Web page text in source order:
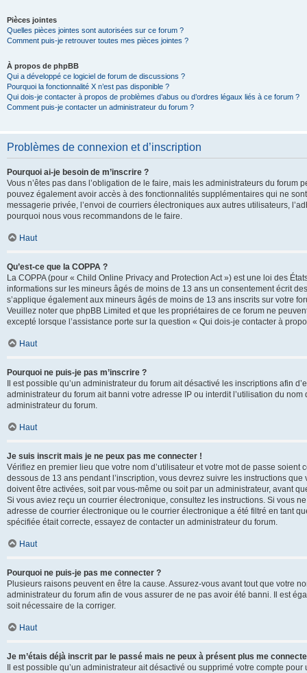
Pièces jointes
Quelles pièces jointes sont autorisées sur ce forum ?
Comment puis-je retrouver toutes mes pièces jointes ?
À propos de phpBB
Qui a développé ce logiciel de forum de discussions ?
Pourquoi la fonctionnalité X n’est pas disponible ?
Qui dois-je contacter à propos de problèmes d’abus ou d’ordres légaux liés à ce forum ?
Comment puis-je contacter un administrateur du forum ?
Problèmes de connexion et d’inscription
Pourquoi ai-je besoin de m’inscrire ?
Vous n’êtes pas dans l’obligation de le faire, mais les administrateurs du
pouvez également avoir accès à des fonctionnalités supplémentaires qui ne
messagerie privée, l’envoi de courriers électroniques aux autres utilisateurs,
pourquoi nous vous recommandons de le faire.
Haut
Qu’est-ce que la COPPA ?
La COPPA (pour « Child Online Privacy and Protection Act ») est une loi des
informations sur les mineurs âgés de moins de 13 ans un consentement écrit
s’applique également aux mineurs âgés de moins de 13 ans inscrits sur votre
Veuillez noter que phpBB Limited et que les propriétaires de ce forum ne
excepté lorsque l’assistance porte sur la question « Qui dois-je contacter à
Haut
Pourquoi ne puis-je pas m’inscrire ?
Il est possible qu’un administrateur du forum ait désactivé les inscriptions afin
administrateur du forum ait banni votre adresse IP ou interdit l’utilisation du
administrateur du forum.
Haut
Je suis inscrit mais je ne peux pas me connecter !
Vérifiez en premier lieu que votre nom d’utilisateur et votre mot de passe
dessous de 13 ans pendant l’inscription, vous devrez suivre les instructions
doivent être activées, soit par vous-même ou soit par un administrateur, avant
Si vous aviez reçu un courrier électronique, consultez les instructions. Si vous
adresse de courrier électronique ou le courrier électronique a été filtré en tant
spécifiée était correcte, essayez de contacter un administrateur du forum.
Haut
Pourquoi ne puis-je pas me connecter ?
Plusieurs raisons peuvent en être la cause. Assurez-vous avant tout que votre
administrateur du forum afin de vous assurer de ne pas avoir été banni. Il est
soit nécessaire de la corriger.
Haut
Je m’étais déjà inscrit par le passé mais ne peux à présent plus me
Il est possible qu’un administrateur ait désactivé ou supprimé votre compte